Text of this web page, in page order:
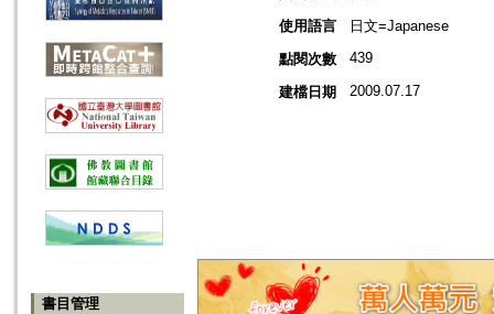
書目管理
使用語言
日文=Japanese
點閱次數
439
建檔日期 2009.07.17